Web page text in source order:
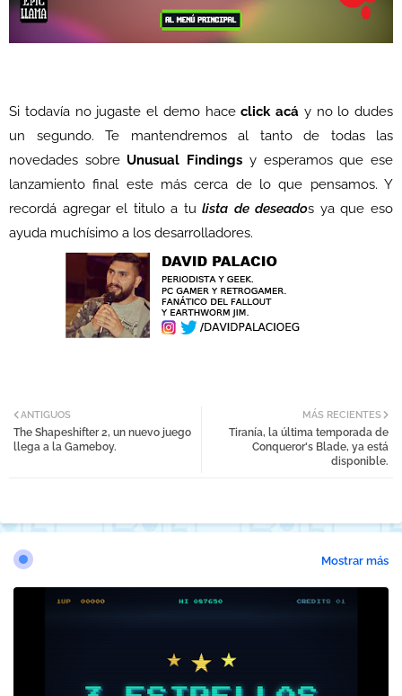
Si todavía no jugaste el demo haceclick acá y no lo dudes
un segundo. Te mantendremos al tanto de todas las
novedades sobre Unusual Findings y esperamos que ese
lanzamiento final este más cerca de lo que pensamos. Y
recordá agregar el titulo a tu lista de deseados ya que eso
ayuda muchísimo a los desarrolladores.
MÁS RECIENTES
Tiranía, la última temporada de
Conqueror's Blade, ya está
disponible.
ANTIGUOS
The Shapeshifter 2, un nuevo juego
llega a la Gameboy.
Mostrar más